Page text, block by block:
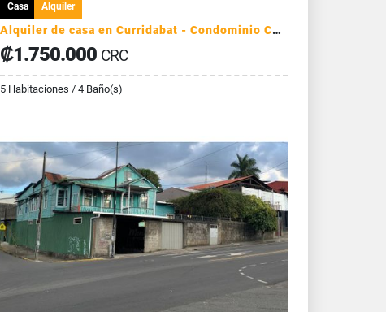
Casa Alquiler
Alquiler de casa en Curridabat - Condominio Colinas de Montealegre
₡1.750.000 CRC
5 Habitaciones / 4 Baño(s)